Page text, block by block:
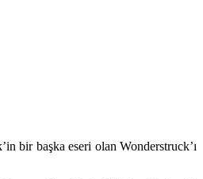
bir başka eseri olan Wonderstruck’ı